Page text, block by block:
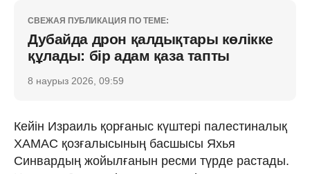
СВЕЖАЯ ПУБЛИКАЦИЯ ПО ТЕМЕ:
Дубайда дрон қалдықтары көлікке
құлады: бір адам қаза тапты
8 наурыз 2026, 09:59
Кейін Израиль қорғаныс күштері палестиналық
ХАМАС қозғалысының басшысы Яхья
Синвардың жойылғанын ресми түрде растады.